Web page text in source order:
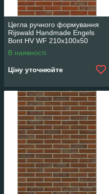
Цегла ручного формування
Rijswald Handmade Engels
Bont HV WF 210x100x50
В наявності
Ціну уточнюйте